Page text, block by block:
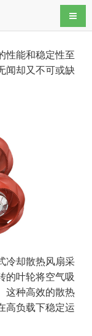
导航
能和稳定性至
闻却又不可或缺
却散热风扇采
的叶轮将空气吸
这种高效的散热
高负载下稳定运